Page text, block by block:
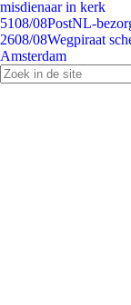
misdienaar in kerk
5108/08PostNL-
2608/08Wegpiraat
Amsterdam